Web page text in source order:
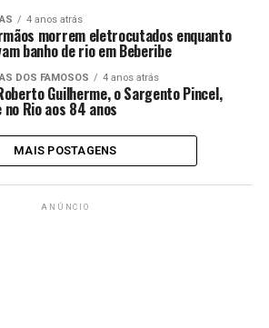
4 anos atrás
morrem eletrocutados enquanto
banho de rio em Beberibe
DOS FAMOSOS 4 anos atrás
Guilherme, o Sargento Pincel,
Rio aos 84 anos
MAIS POSTAGENS
ANÚNCIO